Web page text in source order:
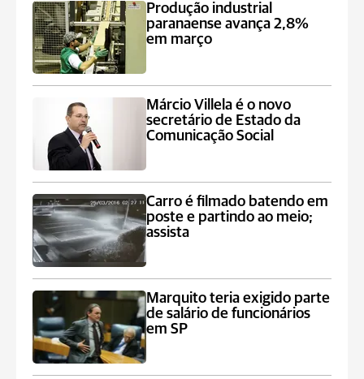
Produção industrial
paranaense avança 2,8%
em março
Márcio Villela é o novo
secretário de Estado da
Comunicação Social
Carro é filmado batendo em
poste e partindo ao meio;
assista
Marquito teria exigido parte
de salário de funcionários
em SP